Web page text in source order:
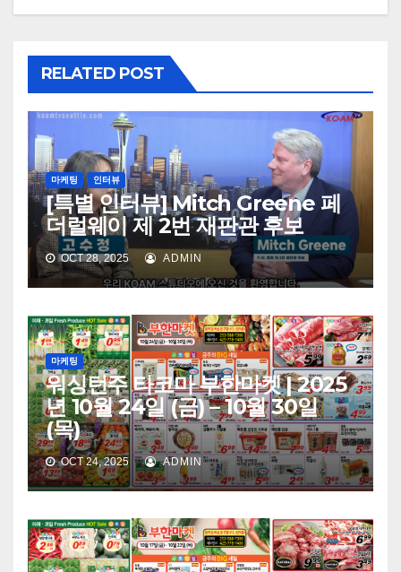
RELATED POST
마케팅 인터뷰
[특별 인터뷰] Mitch Greene 페
더럴웨이 제 2번 재판관 후보
OCT 28, 2025 ADMIN
마케팅
워싱턴주 타코마 부한마켓 | 2025
년 10월 24일 (금) – 10월 30일
(목)
OCT 24, 2025 ADMIN